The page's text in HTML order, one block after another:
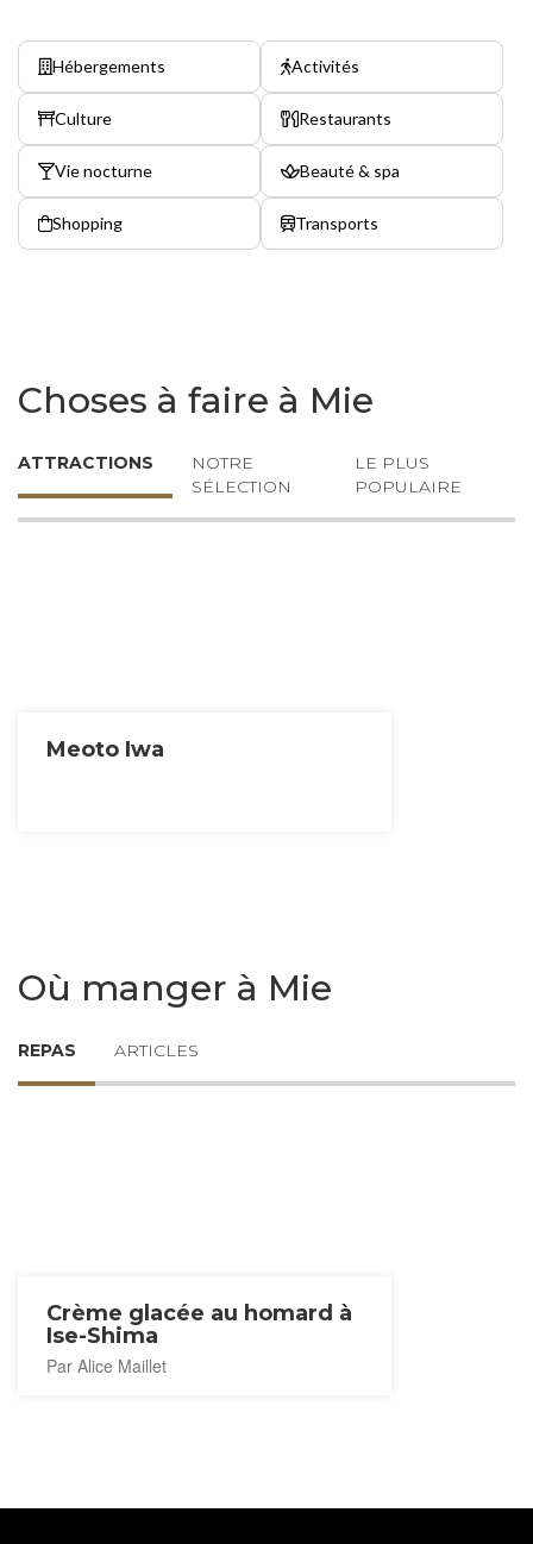
Hébergements Activités
Culture Restaurants
Vie nocturne Beauté & spa
Shopping Transports
Choses à faire à Mie
ATTRACTIONS
NOTRE
SÉLECTION
LE PLUS
POPULAIRE
Meoto Iwa
Où manger à Mie
REPAS ARTICLES
Crème glacée au homard à
Ise-Shima
Par Alice Maillet